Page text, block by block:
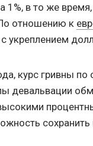
1%, в то же
отношению к
укреплением
курс гривны
девальвации